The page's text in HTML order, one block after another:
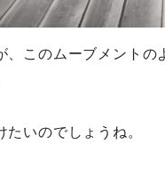
、このムーブメント
いのでしょうね。